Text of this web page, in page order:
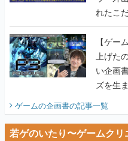
れたこ
画書】
【ゲー
上げた
い企画
ズを生
ビュー】
ゲームの企画書の記事一覧
若ゲのいたり〜ゲームク